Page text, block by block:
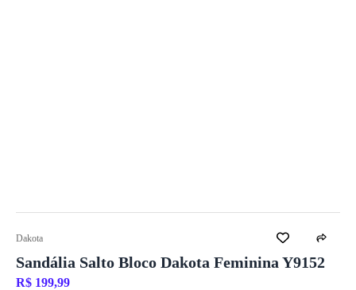
Dakota
Sandália Salto Bloco Dakota Feminina Y9152
R$ 199,99